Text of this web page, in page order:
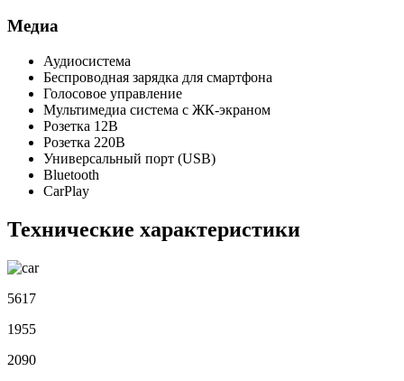
Медиа
Аудиосистема
Беспроводная зарядка для смартфона
Голосовое управление
Мультимедиа система с ЖК-экраном
Розетка 12В
Розетка 220В
Универсальный порт (USB)
Bluetooth
CarPlay
Технические характеристики
5617
1955
2090